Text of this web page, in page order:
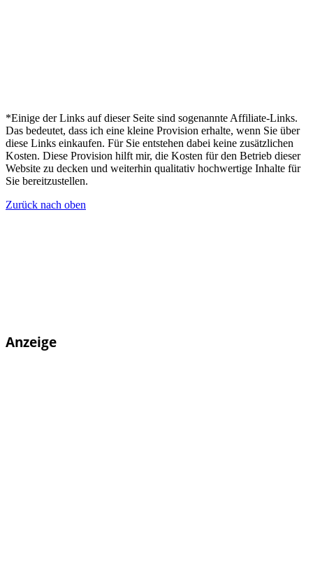
*Einige der Links auf dieser Seite sind sogenannte Affiliate-Links.
Das bedeutet, dass ich eine kleine Provision erhalte, wenn Sie über
diese Links einkaufen. Für Sie entstehen dabei keine zusätzlichen
Kosten. Diese Provision hilft mir, die Kosten für den Betrieb dieser
Website zu decken und weiterhin qualitativ hochwertige Inhalte für
Sie bereitzustellen.
Zurück nach oben
Anzeige